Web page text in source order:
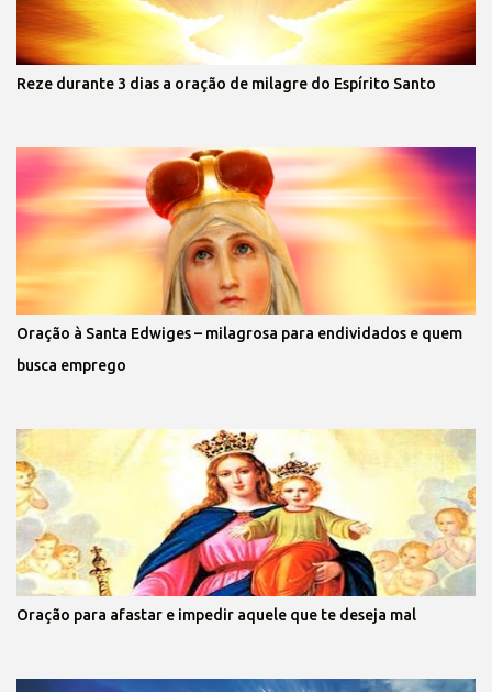
Reze durante 3 dias a oração de milagre do Espírito Santo
Oração à Santa Edwiges – milagrosa para endividados e quem
busca emprego
Oração para afastar e impedir aquele que te deseja mal